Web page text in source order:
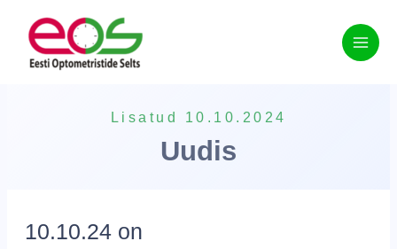
content
Lisatud 10.10.2024
Uudis
10.10.24 on